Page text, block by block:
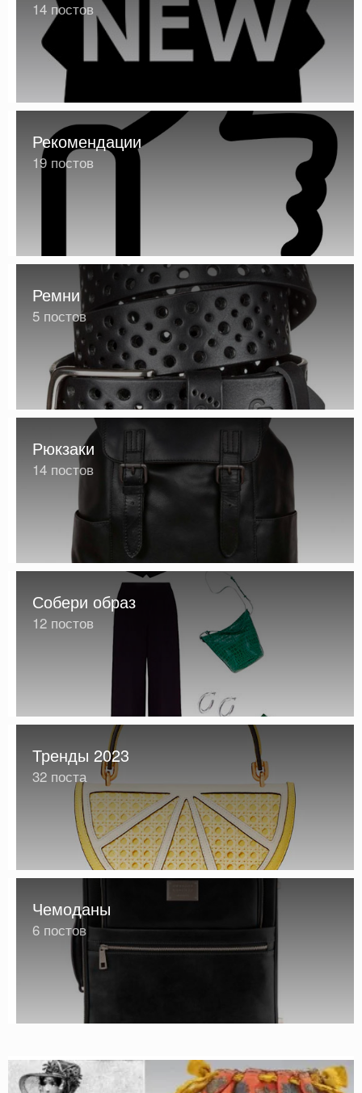
14 постов
Рекомендации
19 постов
Ремни
5 постов
Рюкзаки
14 постов
Собери образ
12 постов
Тренды 2023
32 поста
Чемоданы
6 постов